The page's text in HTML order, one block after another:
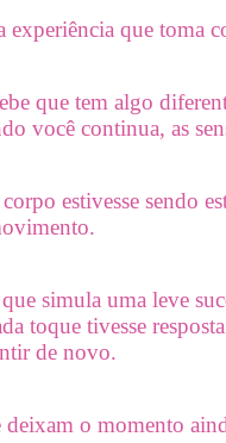
que toma
que tem algo
você continua, as
estivesse sendo
simula uma leve
toque tivesse
de novo.
o momento